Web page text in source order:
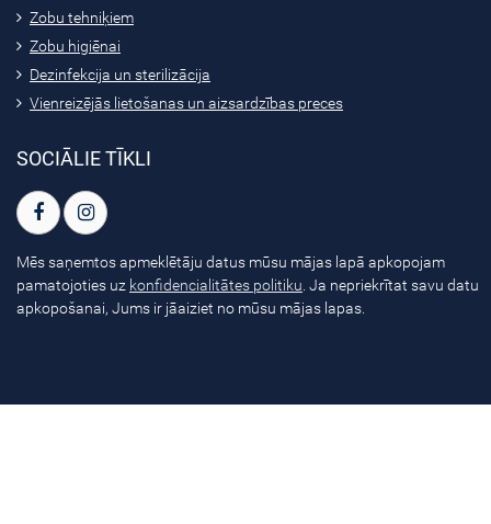
Zobu tehniķiem
Zobu higiēnai
Dezinfekcija un sterilizācija
Vienreizējās lietošanas un aizsardzības preces
SOCIĀLIE TĪKLI
Mēs saņemtos apmeklētāju datus mūsu mājas lapā apkopojam
pamatojoties uz konfidencialitātes politiku . Ja nepriekrītat savu datu
apkopošanai, Jums ir jāaiziet no mūsu mājas lapas.